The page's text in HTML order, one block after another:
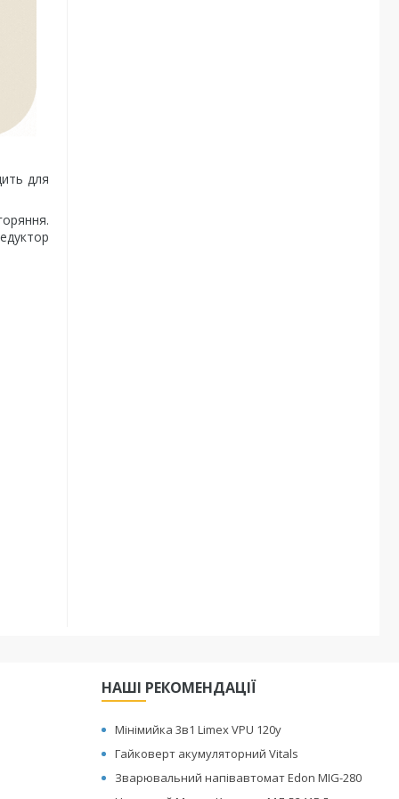
для
НАШІ РЕКОМЕНДАЦІЇ
Мінімийка 3в1 Limex VPU 120y
Гайковерт акумуляторний Vitals
Зварювальний напівавтомат Edon MIG-280